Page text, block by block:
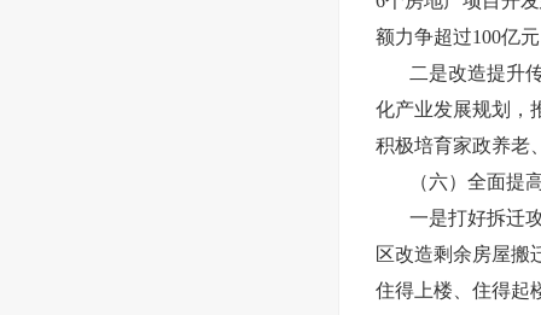
额力争超过100亿
二是改造提升
化产业发展规划，
积极培育家政养老
（六）全面提
一是打好拆迁
区改造剩余房屋搬
住得上楼、住得起